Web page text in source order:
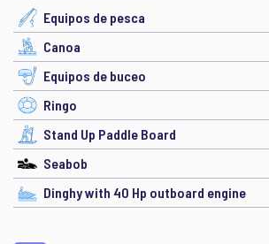
Equipos de pesca
Canoa
Equipos de buceo
Ringo
Stand Up Paddle Board
Seabob
Dinghy with 40 Hp outboard engine